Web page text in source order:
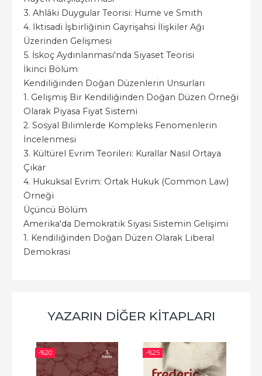
3. Ahlâki Duygular Teorisi: Hume ve Smıth
4. İktisadi İşbirliğinin Gayrişahsi İlişkiler Ağı
Üzerinden Gelişmesi
5. İskoç Aydınlanması'nda Siyaset Teorisi
İkinci Bölüm
Kendiliğinden Doğan Düzenlerin Unsurları
1. Gelişmiş Bir Kendiliğinden Doğan Düzen Örneği
Olarak Piyasa Fiyat Sistemi
2. Sosyal Bilimlerde Kompleks Fenomenlerin
İncelenmesi
3. Kültürel Evrim Teorileri: Kurallar Nasıl Ortaya
Çıkar
4. Hukuksal Evrim: Ortak Hukuk (Common Law)
Örneği
Üçüncü Bölüm
Amerika'da Demokratik Siyasi Sistemin Gelişimi
1. Kendiliğinden Doğan Düzen Olarak Liberal
Demokrasi
YAZARIN DIĞER KITAPLARI
-%20 -%25